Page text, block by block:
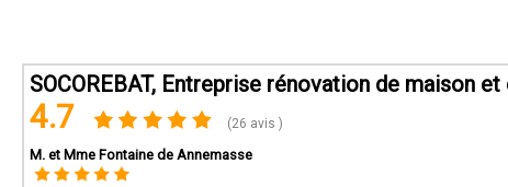
SOCOREBAT, Entreprise rénovation de maison
4.7 (26 avis )
M. et Mme Fontaine de Annemasse